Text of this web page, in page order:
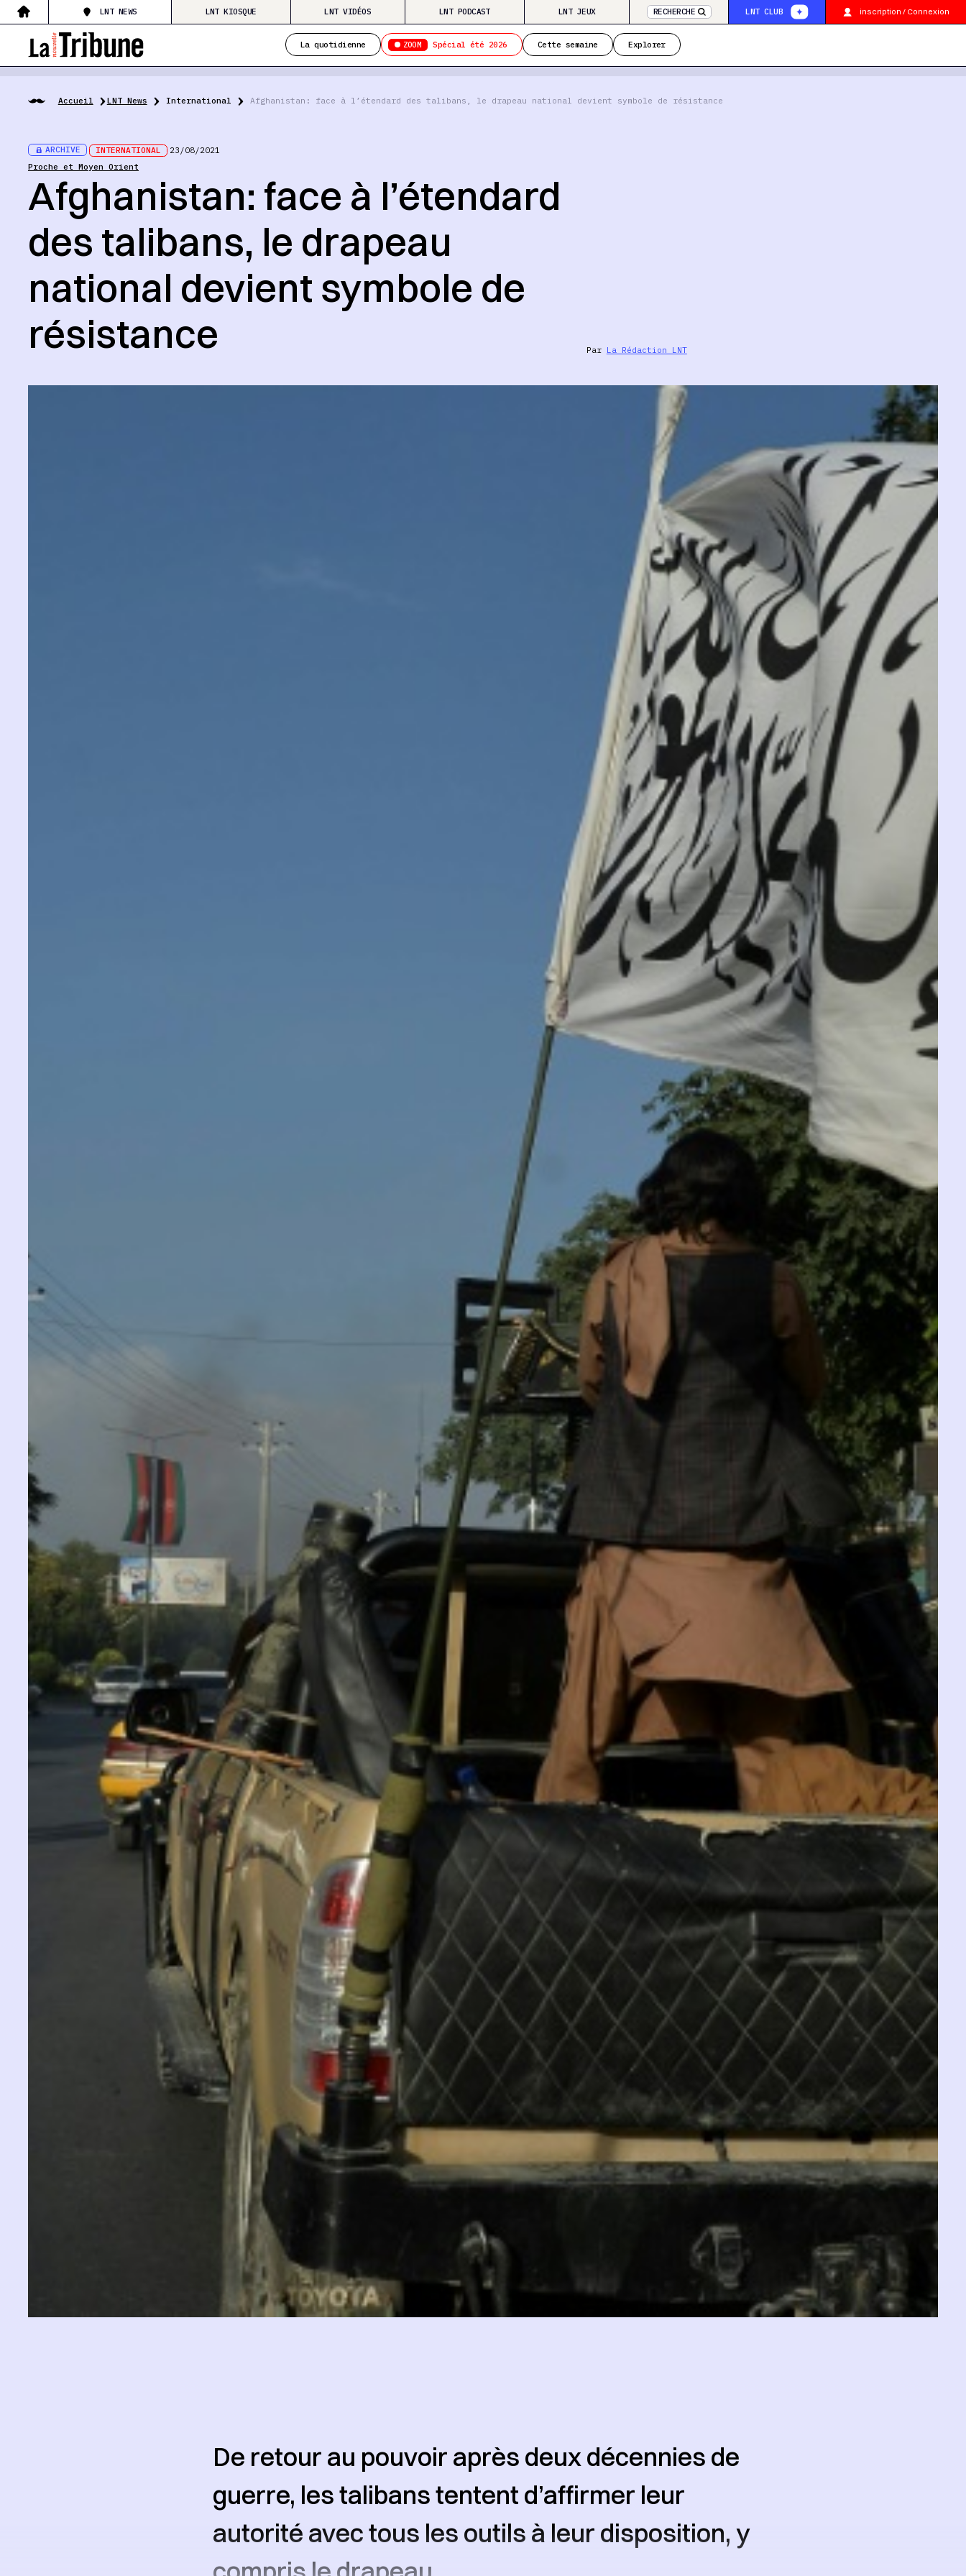
LNT NEWS LNT KIOSQUE LNT VIDÉOS LNT PODCAST LNT JEUX RECHERCHE LNT CLUB inscription / Connexion
La quotidienne ZOOM Spécial été 2026 Cette semaine Explorer
Accueil LNT News International Afghanistan: face à l’étendard des talibans, le drapeau national devient symbole de résistance
ARCHIVE INTERNATIONAL
23/08/2021
Proche et Moyen Orient
Afghanistan: face à l’étendard
des talibans, le drapeau
national devient symbole de
résistance
Par La Rédaction LNT
De retour au pouvoir après deux décennies de
guerre, les talibans tentent d’affirmer leur
autorité avec tous les outils à leur disposition, y